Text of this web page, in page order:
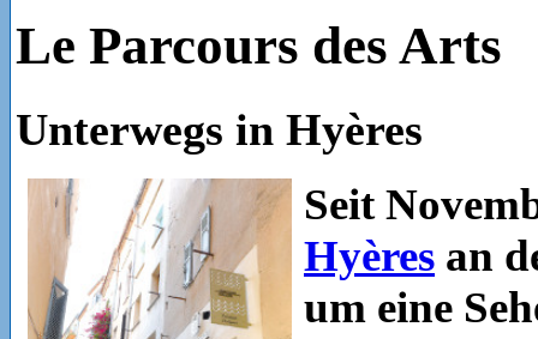
Le Parcours des Arts
Unterwegs in Hyères
Seit
Hyères an
um eine